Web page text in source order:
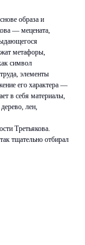
образа и
— мецената,
метафоры,
символ
элементы
его характера —
в себя материалы,
лен,
Третьякова.
тщательно отбирал